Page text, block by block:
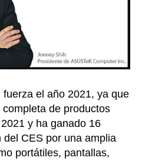
el año 2021, ya que
de productos
y ha ganado 16
CES por una amplia
portátiles, pantallas,